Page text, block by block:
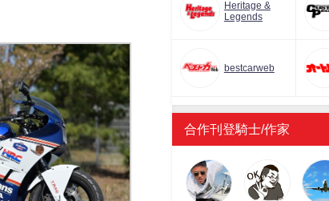
Heritage &
Legends
bestcarweb
合作刊登騎士/作家